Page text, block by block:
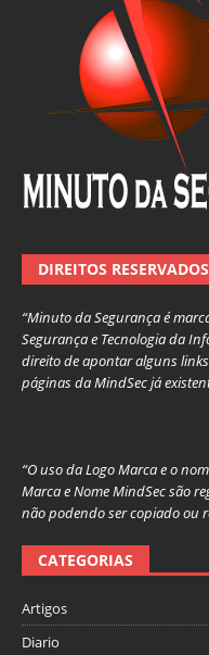
DIREITOS RESERVADOS
“Minuto da Segurança é
Segurança e Tecnologia da
direito de apontar alguns
páginas da MindSec já
“O uso da Logo Marca e o
Marca e Nome MindSec são
não podendo ser copiado ou
CATEGORIAS
Artigos
Diario